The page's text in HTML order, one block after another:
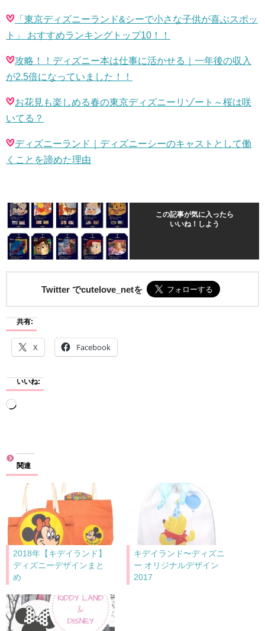
「東京ディズニーランド&シーで小さな子供が喜ぶスポッ
ト」 おすすめランキングトップ10 ！！
攻略！！ディズニー本は仕事に活かせる｜一年後の収入
が2.5倍になっていました！！
お花見も楽しめる春の東京ディズニーリゾート～桜は咲
いてる？
ディズニーランド｜ディズニーシーのキャストとして働
くことを諦めた理由
この記事が気に入ったら
いいね！しよう
Twitter でcutelove_netを
共有:
X Facebook
いいね:
読
み
中…
関連
2018年【キデイランド】
ディズニーデザインまと
め
キデイランド〜ディズニ
ー オリジナルデザイン
2017